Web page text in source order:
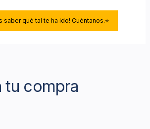
saber qué tal te ha ido! Cuéntanos.⭐
tu compra